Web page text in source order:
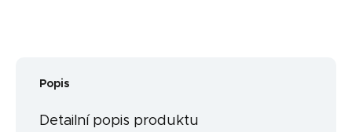
Popis
Detailní popis produktu